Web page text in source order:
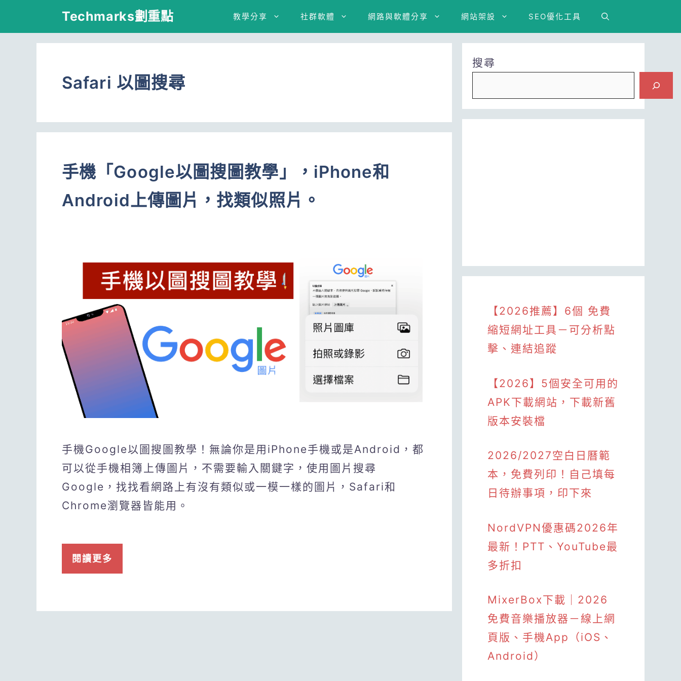
Techmarks劃重點 教學分享 社群軟體 網路與軟體分享 網站架設 SEO優化工具
Safari 以圖搜尋
手機「Google以圖搜圖教學」，iPhone和
Android上傳圖片，找類似照片。
手機Google以圖搜圖教學！無論你是用iPhone手機或是Android，都
可以從手機相簿上傳圖片，不需要輸入關鍵字，使用圖片搜尋
Google，找找看網路上有沒有類似或一模一樣的圖片，Safari和
Chrome瀏覽器皆能用。
閱讀更多
搜尋
【2026推薦】6個 免費
縮短網址工具－可分析點
擊、連結追蹤
【2026】5個安全可用的
APK下載網站，下載新舊
版本安裝檔
2026/2027空白日曆範
本，免費列印！自己填每
日待辦事項，印下來
NordVPN優惠碼2026年
最新！PTT、YouTube最
多折扣
MixerBox下載｜2026
免費音樂播放器－線上網
頁版、手機App（iOS、
Android）